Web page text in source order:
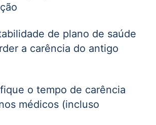
de plano de saúde
a carência do antigo
o tempo de carência
médicos (incluso